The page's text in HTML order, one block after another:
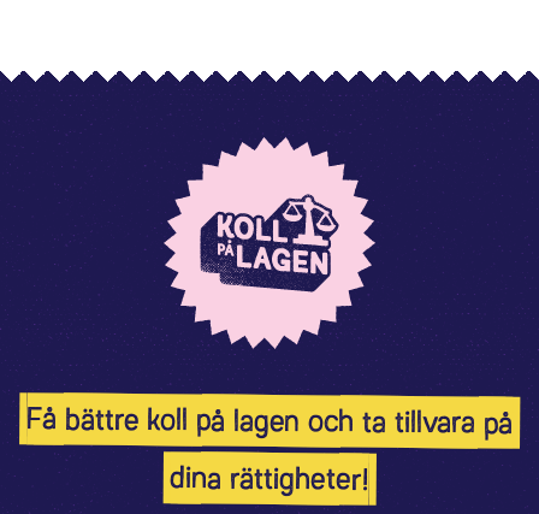
Få bättre koll på lagen och ta tillvara på
dina rättigheter!